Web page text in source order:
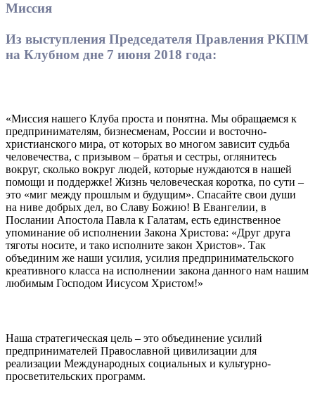
Миссия
Из выступления Председателя Правления РКПМ
на Клубном дне 7 июня 2018 года:
«Миссия нашего Клуба проста и понятна. Мы обращаемся к
предпринимателям, бизнесменам, России и восточно-
христианского мира, от которых во многом зависит судьба
человечества, с призывом – братья и сестры, оглянитесь
вокруг, сколько вокруг людей, которые нуждаются в нашей
помощи и поддержке! Жизнь человеческая коротка, по сути –
это «миг между прошлым и будущим». Спасайте свои души
на ниве добрых дел, во Славу Божию! В Евангелии, в
Послании Апостола Павла к Галатам, есть единственное
упоминание об исполнении Закона Христова: «Друг друга
тяготы носите, и тако исполните закон Христов». Так
объединим же наши усилия, усилия предпринимательского
креативного класса на исполнении закона данного нам нашим
любимым Господом Иисусом Христом!»
Наша стратегическая цель – это объединение усилий
предпринимателей Православной цивилизации для
реализации Международных социальных и культурно-
просветительских программ.